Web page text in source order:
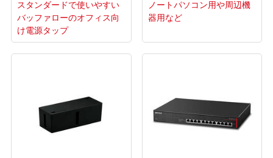
スタンダードで使いやすい
バッファローのオフィス向
け電源タップ
ノートパソコン用や周辺機
器用など